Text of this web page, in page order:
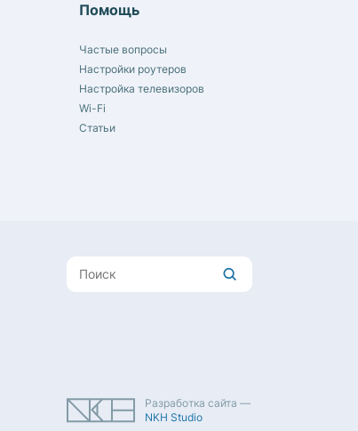
Помощь
Частые вопросы
Настройки роутеров
Настройка телевизоров
Wi-Fi
Статьи
Разработка сайта —
NKH Studio